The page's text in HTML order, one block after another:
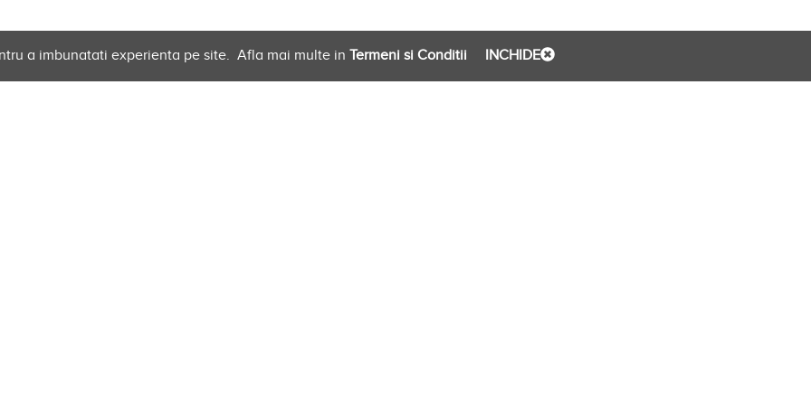
a imbunatati experienta pe site. Afla mai multe in Termeni si Conditii INCHIDE